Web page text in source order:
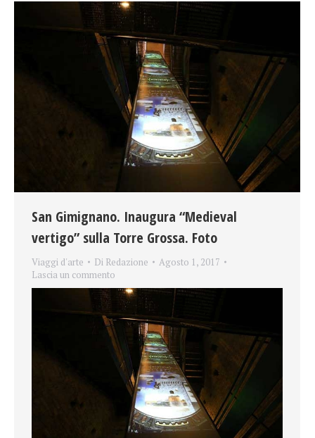
San Gimignano. Inaugura “Medieval
vertigo” sulla Torre Grossa. Foto
Viaggi d'arte Di Redazione
Agosto 1, 2017
Lascia un commento